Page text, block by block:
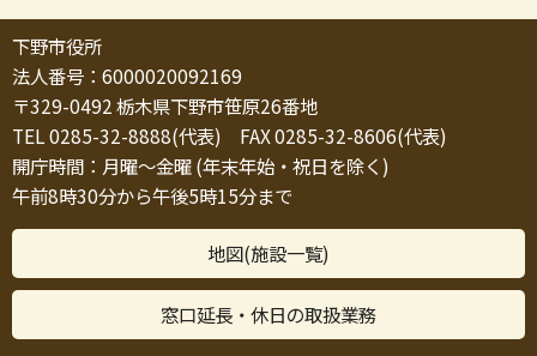
下野市役所
法人番号：6000020092169
〒329-0492 栃木県下野市笹原26番地
TEL 0285-32-8888(代表) FAX 0285-32-8606(代表)
開庁時間：月曜～金曜 (年末年始・祝日を除く)
午前8時30分から午後5時15分まで
地図(施設一覧)
窓口延長・休日の取扱業務